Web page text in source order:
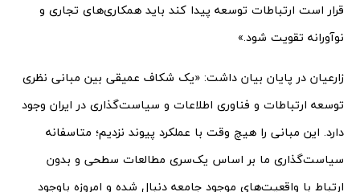
قرار است ارتباطات توسعه پیدا کند باید همکاری‌های تجاری و
نوآورانه تقویت شود.»
زارعیان در پایان بیان داشت: «یک شکاف عمیقی بین مبانی نظری
توسعه ارتباطات و فناوری اطلاعات و سیاست‌گذاری در ایران وجود
دارد. این مبانی را هیچ وقت با عملکرد پیوند نزدیم؛ متاسفانه
سیاست‌گذاری ما بر اساس یک‌سری مطالعات سطحی و بدون
ارتباط با واقعیت‌های موجود جامعه دنبال شده و امروزه باوجود